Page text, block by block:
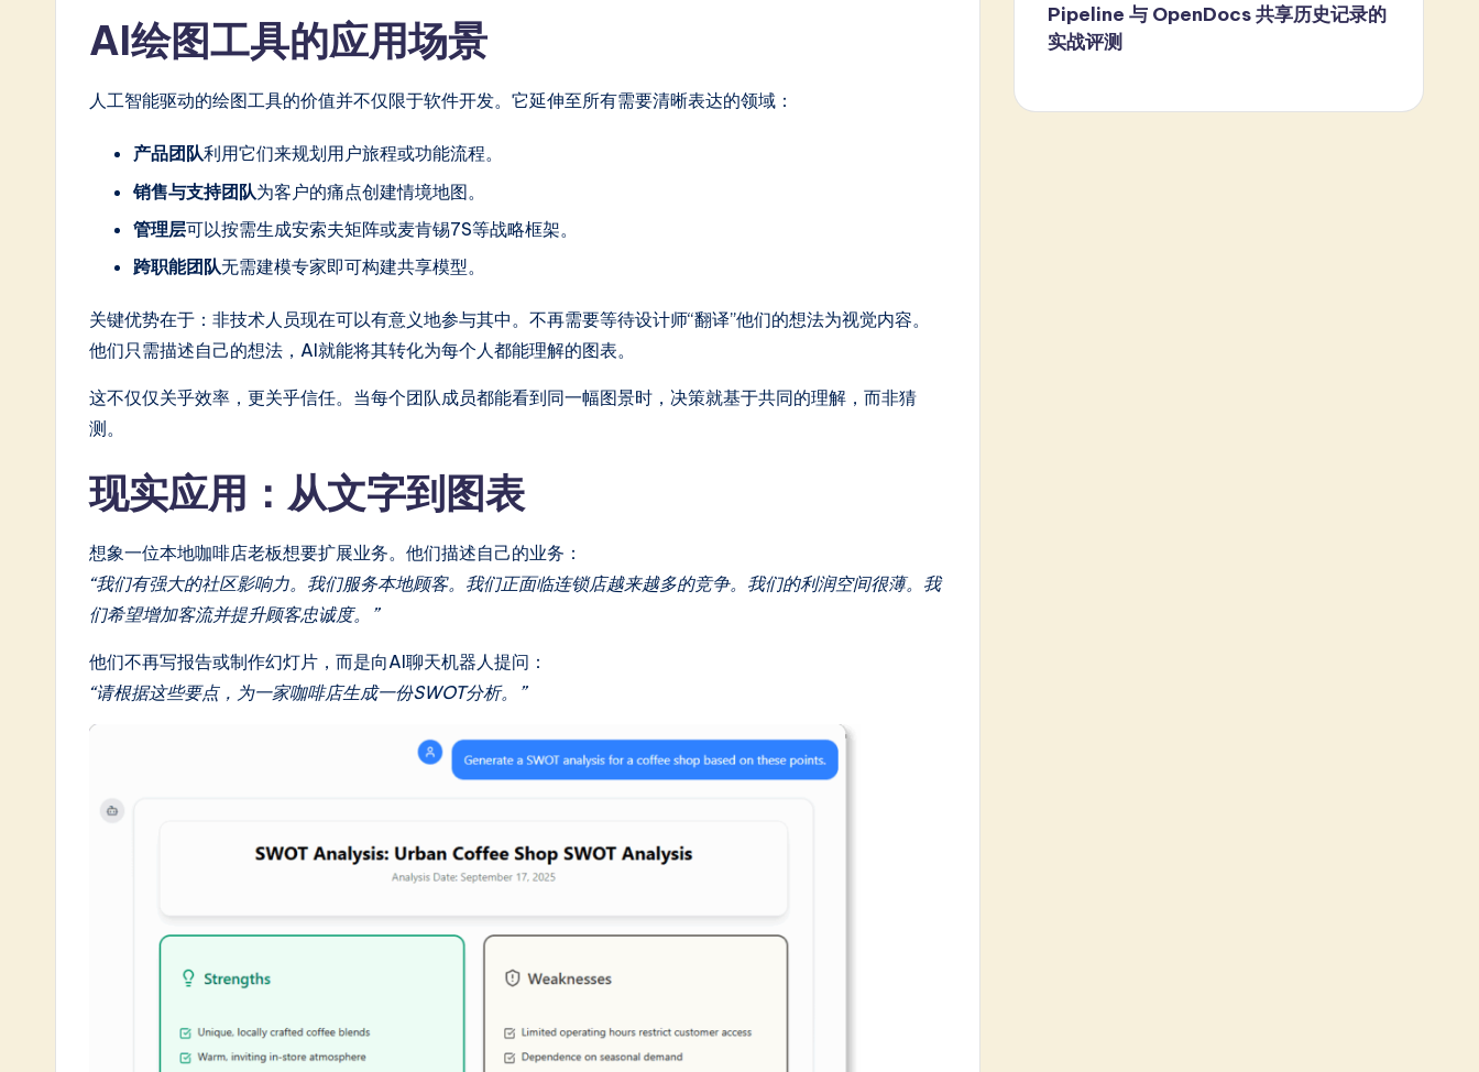
AI绘图工具的应用场景
人工智能驱动的绘图工具的价值并不仅限于软件开发。它延伸至所有需要清晰表达的领域：
产品团队利用它们来规划用户旅程或功能流程。
销售与支持团队为客户的痛点创建情境地图。
管理层可以按需生成安索夫矩阵或麦肯锡7S等战略框架。
跨职能团队无需建模专家即可构建共享模型。
关键优势在于：非技术人员现在可以有意义地参与其中。不再需要等待设计师“翻译”他们的想法为视觉内容。
他们只需描述自己的想法，AI就能将其转化为每个人都能理解的图表。
这不仅仅关乎效率，更关乎信任。当每个团队成员都能看到同一幅图景时，决策就基于共同的理解，而非猜
测。
现实应用：从文字到图表
想象一位本地咖啡店老板想要扩展业务。他们描述自己的业务：
“我们有强大的社区影响力。我们服务本地顾客。我们正面临连锁店越来越多的竞争。我们的利润空间很薄。我
们希望增加客流并提升顾客忠诚度。”
他们不再写报告或制作幻灯片，而是向AI聊天机器人提问：
“请根据这些要点，为一家咖啡店生成一份SWOT分析。”
Pipeline 与 OpenDocs 共享历史记录的
实战评测